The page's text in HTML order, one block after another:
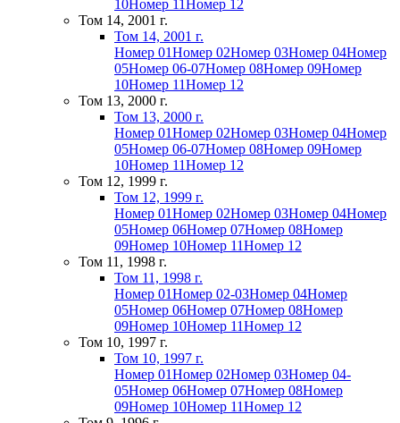
10Номер 11Номер 12
Том 14, 2001 г.
Том 14, 2001 г.
Номер 01Номер 02Номер 03Номер 04Номер
05Номер 06-07Номер 08Номер 09Номер
10Номер 11Номер 12
Том 13, 2000 г.
Том 13, 2000 г.
Номер 01Номер 02Номер 03Номер 04Номер
05Номер 06-07Номер 08Номер 09Номер
10Номер 11Номер 12
Том 12, 1999 г.
Том 12, 1999 г.
Номер 01Номер 02Номер 03Номер 04Номер
05Номер 06Номер 07Номер 08Номер
09Номер 10Номер 11Номер 12
Том 11, 1998 г.
Том 11, 1998 г.
Номер 01Номер 02-03Номер 04Номер
05Номер 06Номер 07Номер 08Номер
09Номер 10Номер 11Номер 12
Том 10, 1997 г.
Том 10, 1997 г.
Номер 01Номер 02Номер 03Номер 04-
05Номер 06Номер 07Номер 08Номер
09Номер 10Номер 11Номер 12